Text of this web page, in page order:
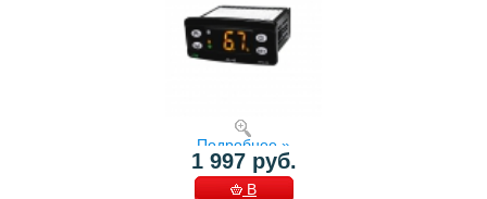
Подробнее »
1 997 руб.
В